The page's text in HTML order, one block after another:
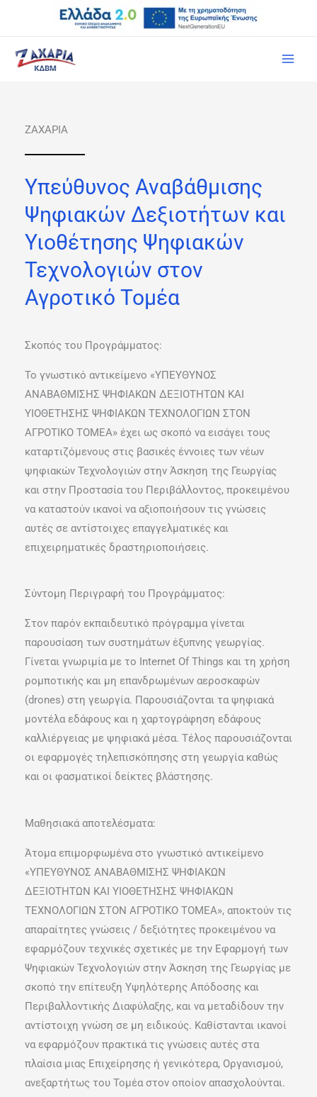
περιεχόμενο
ΖΑΧΑΡΙΑ
Υπεύθυνος Αναβάθμισης
Ψηφιακών Δεξιοτήτων και
Υιοθέτησης Ψηφιακών
Τεχνολογιών στον
Αγροτικό Τομέα
Σκοπός του Προγράμματος:
Το γνωστικό αντικείμενο «ΥΠΕΥΘΥΝΟΣ
ΑΝΑΒΑΘΜΙΣΗΣ ΨΗΦΙΑΚΩΝ ΔΕΞΙΟΤΗΤΩΝ ΚΑΙ
ΥΙΟΘΕΤΗΣΗΣ ΨΗΦΙΑΚΩΝ ΤΕΧΝΟΛΟΓΙΩΝ ΣΤΟΝ
ΑΓΡΟΤΙΚΟ ΤΟΜΕΑ» έχει ως σκοπό να εισάγει τους
καταρτιζόμενους στις βασικές έννοιες των νέων
ψηφιακών Τεχνολογιών στην Άσκηση της Γεωργίας
και στην Προστασία του Περιβάλλοντος, προκειμένου
να καταστούν ικανοί να αξιοποιήσουν τις γνώσεις
αυτές σε αντίστοιχες επαγγελματικές και
επιχειρηματικές δραστηριοποιήσεις.
Σύντομη Περιγραφή του Προγράμματος:
Στον παρόν εκπαιδευτικό πρόγραμμα γίνεται
παρουσίαση των συστημάτων έξυπνης γεωργίας.
Γίνεται γνωριμία με το Internet Of Things και τη χρήση
ρομποτικής και μη επανδρωμένων αεροσκαφών
(drones) στη γεωργία. Παρουσιάζονται τα ψηφιακά
μοντέλα εδάφους και η χαρτογράφηση εδάφους
καλλιέργειας με ψηφιακά μέσα. Τέλος παρουσιάζονται
οι εφαρμογές τηλεπισκόπησης στη γεωργία καθώς
και οι φασματικοί δείκτες βλάστησης.
Μαθησιακά αποτελέσματα:
Άτομα επιμορφωμένα στο γνωστικό αντικείμενο
«ΥΠΕΥΘΥΝΟΣ ΑΝΑΒΑΘΜΙΣΗΣ ΨΗΦΙΑΚΩΝ
ΔΕΞΙΟΤΗΤΩΝ ΚΑΙ ΥΙΟΘΕΤΗΣΗΣ ΨΗΦΙΑΚΩΝ
ΤΕΧΝΟΛΟΓΙΩΝ ΣΤΟΝ ΑΓΡΟΤΙΚΟ ΤΟΜΕΑ», αποκτούν τις
απαραίτητες γνώσεις / δεξιότητες προκειμένου να
εφαρμόζουν τεχνικές σχετικές με την Εφαρμογή των
Ψηφιακών Τεχνολογιών στην Άσκηση της Γεωργίας με
σκοπό την επίτευξη Υψηλότερης Απόδοσης και
Περιβαλλοντικής Διαφύλαξης, και να μεταδίδουν την
αντίστοιχη γνώση σε μη ειδικούς. Καθίστανται ικανοί
να εφαρμόζουν πρακτικά τις γνώσεις αυτές στα
πλαίσια μιας Επιχείρησης ή γενικότερα, Οργανισμού,
ανεξαρτήτως του Τομέα στον οποίον απασχολούνται.